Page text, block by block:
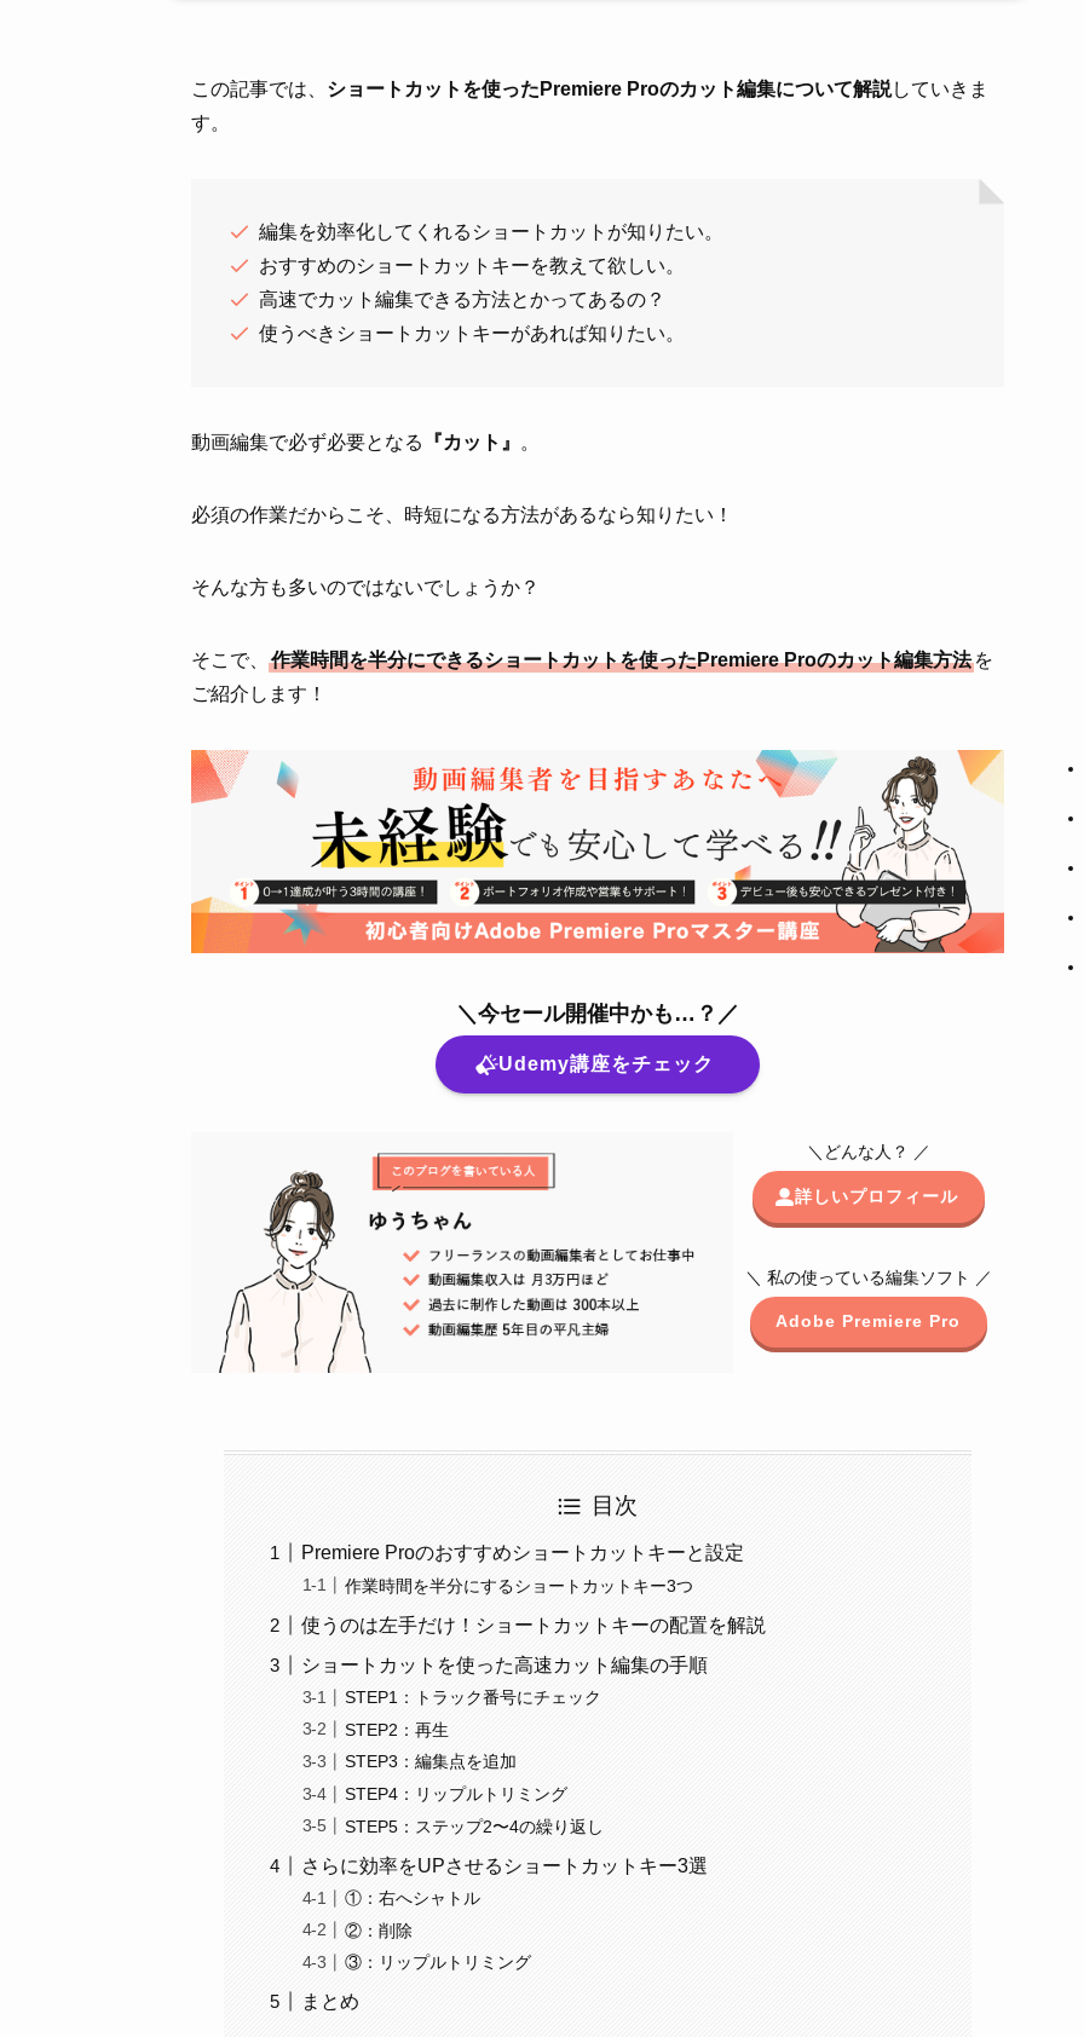
この記事では、 ショートカットを使ったPremiere Proのカット編集について解説していきま
す。
編集を効率化してくれるショートカットが知りたい。
おすすめのショートカットキーを教えて欲しい。
高速でカット編集できる方法とかってあるの？
使うべきショートカットキーがあれば知りたい。
動画編集で必ず必要となる 『カット』 。
必須の作業だからこそ、時短になる方法があるなら知りたい！
そんな方も多いのではないでしょうか？
そこで、 作業時間を半分にできるショートカットを使ったPremiere Proのカット編集方法 を
ご紹介します！
＼今セール開催中かも…？／
Udemy講座をチェック
＼どんな人？ ／
詳しいプロフィール
＼ 私の使っている編集ソフト ／
Adobe Premiere Pro
目次
Premiere Proのおすすめショートカットキーと設定
作業時間を半分にするショートカットキー3つ
使うのは左手だけ！ショートカットキーの配置を解説
ショートカットを使った高速カット編集の手順
STEP1：トラック番号にチェック
STEP2：再生
STEP3：編集点を追加
STEP4：リップルトリミング
STEP5：ステップ2〜4の繰り返し
さらに効率をUPさせるショートカットキー3選
①：右へシャトル
②：削除
③：リップルトリミング
まとめ